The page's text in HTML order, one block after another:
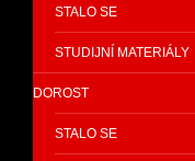
STALO SE
STUDIJNÍ MATERIÁLY
DOROST
STALO SE